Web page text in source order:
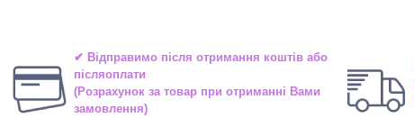
✔ Відправимо після отримання коштів або
післяоплати
(Розрахунок за товар при отриманні Вами
замовлення)